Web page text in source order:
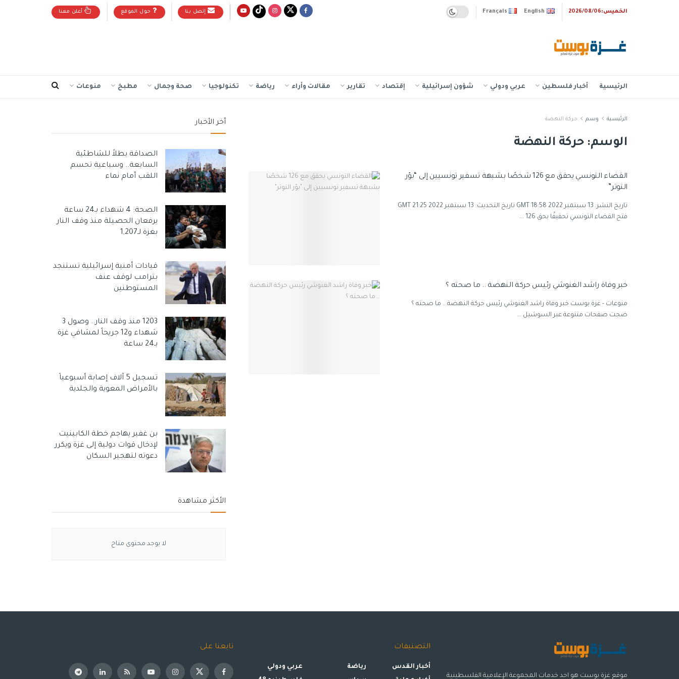
الخميس:2026/08/06 Français English إتصل بنا حول الموقع أعلن معنا
الرئيسية أخبار فلسطين عربي ودولي شؤون إسرائيلية إقتصاد تقارير مقالات وأراء رياضة تكنولوجيا صحة وجمال مطبخ منوعات
الرئيسية وسم حركة النهضة
الوسم: حركة النهضة
القضاء التونسي يحقق مع 126 شخصًا بشبهة تسفير تونسيين إلى “بؤر
التوتر”
تاريخ النشر: 13 سبتمبر 2022 18:58 GMT تاريخ التحديث: 13 سبتمبر 2022 21:25 GMT
فتح القضاء التونسي تحقيقًا بحق 126 ...
خبر وفاة راشد الغنوشي رئيس حركة النهضة .. ما صحته ؟
منوعات - غزة بوست خبر وفاة راشد الغنوشي رئيس حركة النهضة .. ما صحته ؟
ضجت صفحات متنوعة عبر السوشيل ...
أخر الأخبار
الصداقة بطلاً للشاطئية
السابعة.. وسباعية تحسم
اللقب أمام نماء
الصحة: 4 شهداء بـ24 ساعة
يرفعان الحصيلة منذ وقف النار
بغزة لـ1,207
قيادات أمنية إسرائيلية تستنجد
بترامب لوقف عنف
المستوطنين
1203 منذ وقف النار.. وصول 3
شهداء و12 جريحاً لمشافي غزة
بـ24 ساعة
تسجيل 5 آلاف إصابة أسبوعياً
بالأمراض المعوية والجلدية
بن غفير يهاجم خطة الكابينيت
لإدخال قوات دولية إلى غزة ويكرر
دعوته لتهجير السكان
الأكثر مشاهدة
لا يوجد محتوى متاح
موقع غزة بوست هو احد خدمات المجموعة الإعلامية الفلسطينية
التصنيفات
أخبار القدس
رياضة
عربي ودولي
تابعنا على